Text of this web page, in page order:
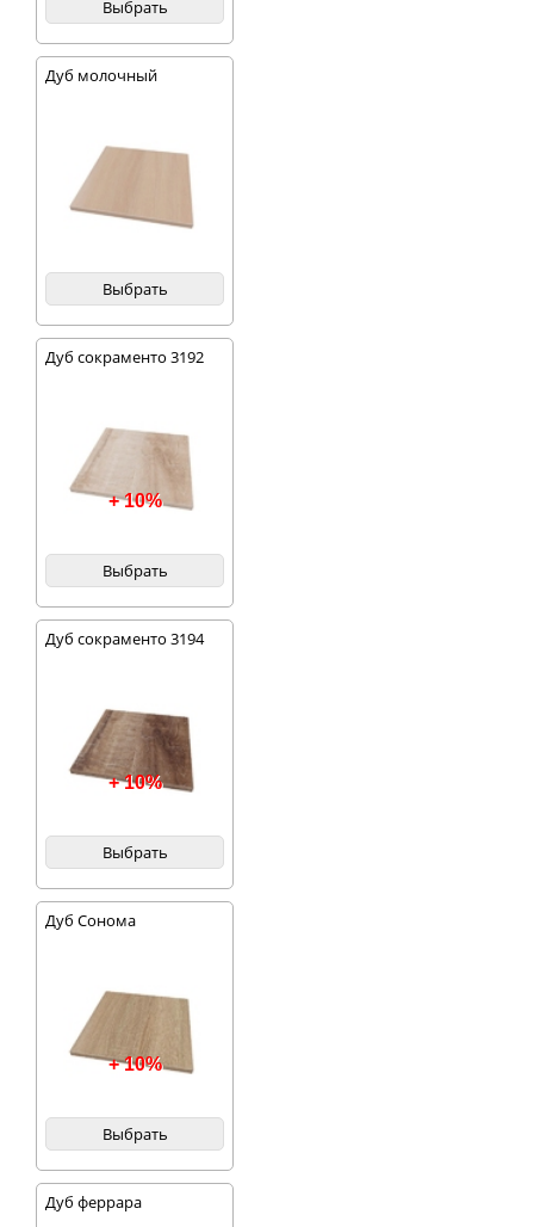
Выбрать
Дуб молочный
Выбрать
Дуб сокраменто 3192
+ 10%
Выбрать
Дуб сокраменто 3194
+ 10%
Выбрать
Дуб Сонома
+ 10%
Выбрать
Дуб феррара